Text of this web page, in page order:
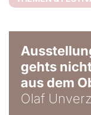
gehts
aus dem
Olaf